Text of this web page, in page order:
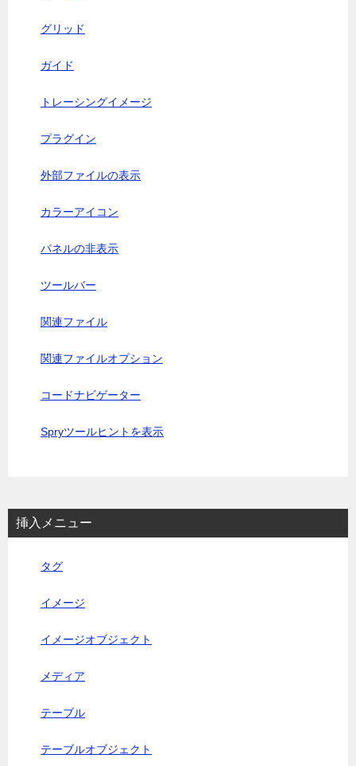
グリッド
ガイド
トレーシングイメージ
プラグイン
外部ファイルの表示
カラーアイコン
パネルの非表示
ツールバー
関連ファイル
関連ファイルオプション
コードナビゲーター
Spryツールヒントを表示
挿入メニュー
タグ
イメージ
イメージオブジェクト
メディア
テーブル
テーブルオブジェクト